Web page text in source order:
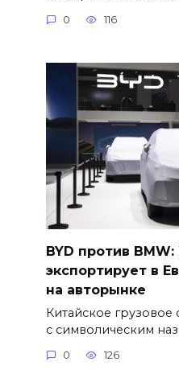
0 116
BYD против
экспортирует в
на авторынке
Китайское грузовое
с символическим
0 126